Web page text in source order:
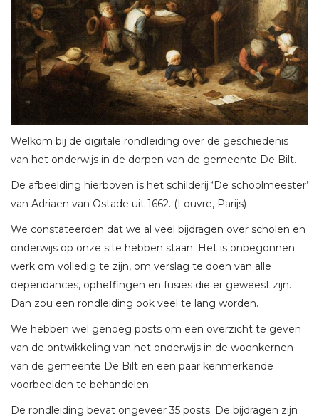
Welkom bij de digitale rondleiding over de geschiedenis
van het onderwijs in de dorpen van de gemeente De Bilt.
De afbeelding hierboven is het schilderij ‘De schoolmeester’
van Adriaen van Ostade uit 1662. (Louvre, Parijs)
We constateerden dat we al veel bijdragen over scholen en
onderwijs op onze site hebben staan. Het is onbegonnen
werk om volledig te zijn, om verslag te doen van alle
dependances, opheffingen en fusies die er geweest zijn.
Dan zou een rondleiding ook veel te lang worden.
We hebben wel genoeg posts om een overzicht te geven
van de ontwikkeling van het onderwijs in de woonkernen
van de gemeente De Bilt en een paar kenmerkende
voorbeelden te behandelen.
De rondleiding bevat ongeveer 35 posts. De bijdragen zijn